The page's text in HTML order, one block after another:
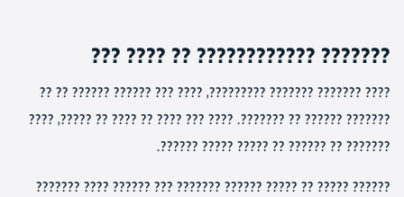
??????? ???????????? ?? ???? ???
???? ??????? ??????? ?????????, ???? ??? ?????? ?????? ?? ??
??????? ?????? ?? ???????. ???? ??? ???? ?? ???? ?? ?????, ????
??????? ?? ?????? ?? ????? ????? ??????.
?????? ????? ?? ????? ?????? ??????? ??? ?????? ???? ???????